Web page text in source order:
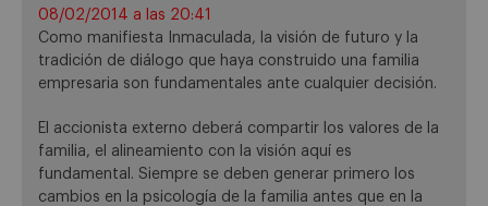
08/02/2014 a las 20:41
Como manifiesta Inmaculada, la visión de futuro y la
tradición de diálogo que haya construido una familia
empresaria son fundamentales ante cualquier decisión.
El accionista externo deberá compartir los valores de la
familia, el alineamiento con la visión aquí es
fundamental. Siempre se deben generar primero los
cambios en la psicología de la familia antes que en la